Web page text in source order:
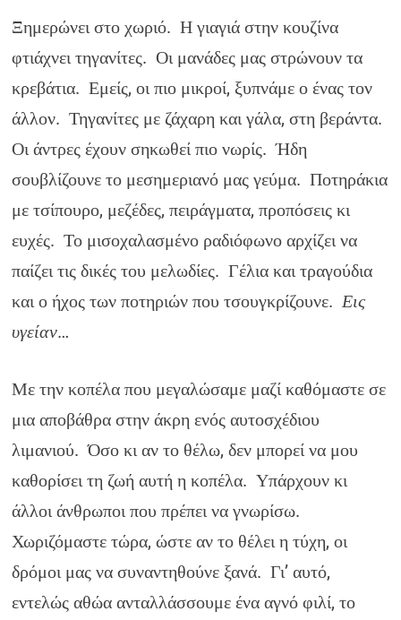
Ξημερώνει στο χωριό. Η γιαγιά στην κουζίνα
φτιάχνει τηγανίτες. Οι μανάδες μας στρώνουν τα
κρεβάτια. Εμείς, οι πιο μικροί, ξυπνάμε ο ένας τον
άλλον. Τηγανίτες με ζάχαρη και γάλα, στη βεράντα.
Οι άντρες έχουν σηκωθεί πιο νωρίς. Ήδη
σουβλίζουνε το μεσημεριανό μας γεύμα. Ποτηράκια
με τσίπουρο, μεζέδες, πειράγματα, προπόσεις κι
ευχές. Το μισοχαλασμένο ραδιόφωνο αρχίζει να
παίζει τις δικές του μελωδίες. Γέλια και τραγούδια
και ο ήχος των ποτηριών που τσουγκρίζουνε.Εις
υγείαν…
Με την κοπέλα που μεγαλώσαμε μαζί καθόμαστε σε
μια αποβάθρα στην άκρη ενός αυτοσχέδιου
λιμανιού. Όσο κι αν το θέλω, δεν μπορεί να μου
καθορίσει τη ζωή αυτή η κοπέλα. Υπάρχουν κι
άλλοι άνθρωποι που πρέπει να γνωρίσω.
Χωριζόμαστε τώρα, ώστε αν το θέλει η τύχη, οι
δρόμοι μας να συναντηθούνε ξανά. Γι’ αυτό,
εντελώς αθώα ανταλλάσσουμε ένα αγνό φιλί, το